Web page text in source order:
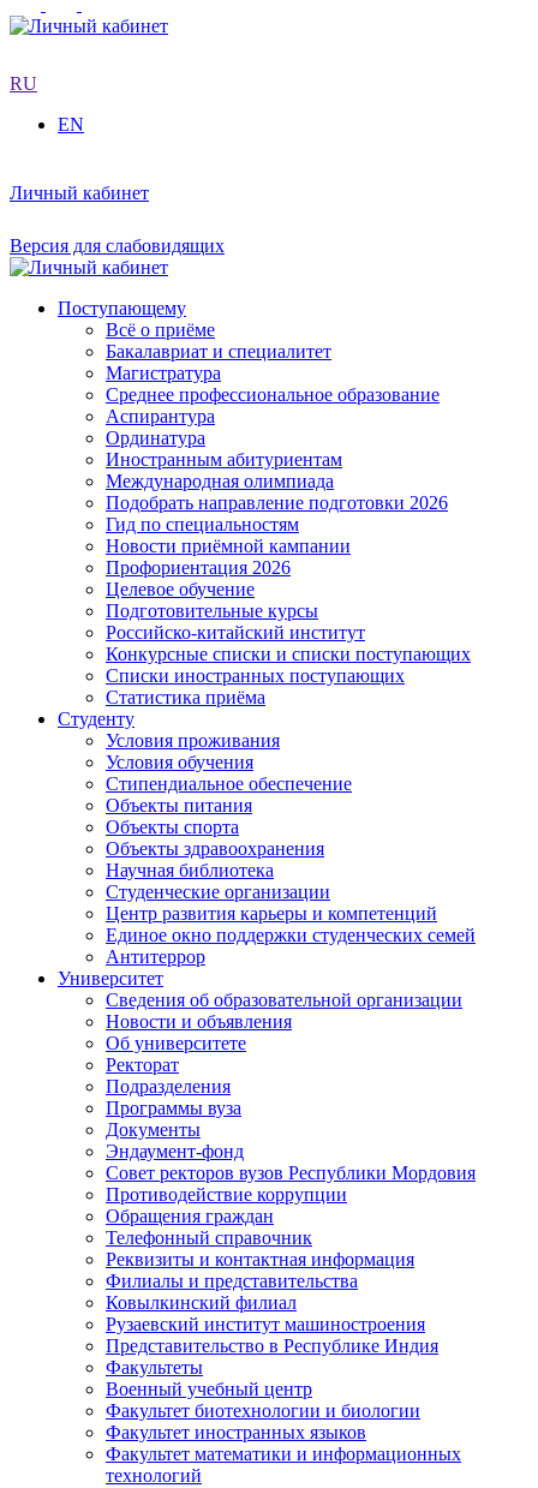
RU
EN
Личный кабинет
Версия для слабовидящих
Поступающему
Всё о приёме
Бакалавриат и специалитет
Магистратура
Среднее профессиональное образование
Аспирантура
Ординатура
Иностранным абитуриентам
Международная олимпиада
Подобрать направление подготовки 2026
Гид по специальностям
Новости приёмной кампании
Профориентация 2026
Целевое обучение
Подготовительные курсы
Российско-китайский институт
Конкурсные списки и списки поступающих
Списки иностранных поступающих
Статистика приёма
Студенту
Условия проживания
Условия обучения
Стипендиальное обеспечение
Объекты питания
Объекты спорта
Объекты здравоохранения
Научная библиотека
Студенческие организации
Центр развития карьеры и компетенций
Единое окно поддержки студенческих семей
Антитеррор
Университет
Сведения об образовательной организации
Новости и объявления
Об университете
Ректорат
Подразделения
Программы вуза
Документы
Эндаумент-фонд
Совет ректоров вузов Республики Мордовия
Противодействие коррупции
Обращения граждан
Телефонный справочник
Реквизиты и контактная информация
Филиалы и представительства
Ковылкинский филиал
Рузаевский институт машиностроения
Представительство в Республике Индия
Факультеты
Военный учебный центр
Факультет биотехнологии и биологии
Факультет иностранных языков
Факультет математики и информационных
технологий